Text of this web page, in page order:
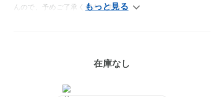
んので、予めご了承くださいませ。
在庫なし